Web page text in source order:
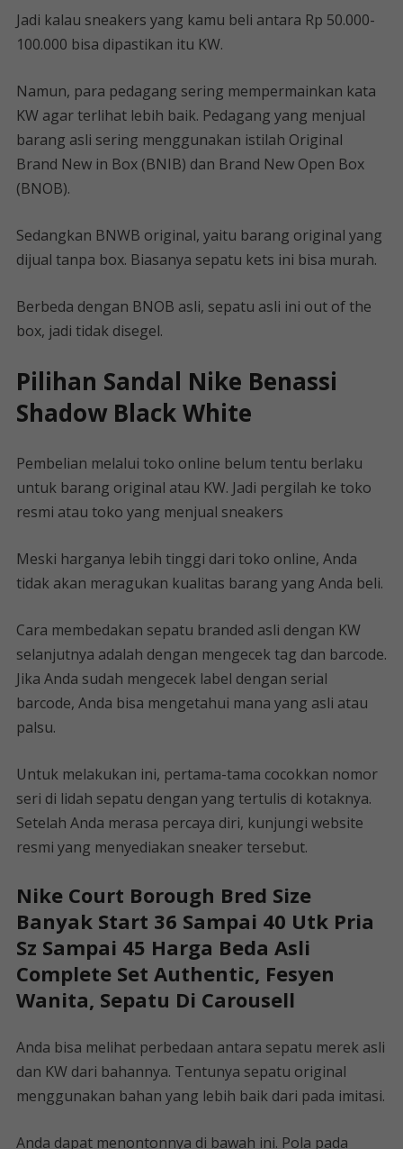
Jadi kalau sneakers yang kamu beli antara Rp 50.000-
100.000 bisa dipastikan itu KW.
Namun, para pedagang sering mempermainkan kata
KW agar terlihat lebih baik. Pedagang yang menjual
barang asli sering menggunakan istilah Original
Brand New in Box (BNIB) dan Brand New Open Box
(BNOB).
Sedangkan BNWB original, yaitu barang original yang
dijual tanpa box. Biasanya sepatu kets ini bisa murah.
Berbeda dengan BNOB asli, sepatu asli ini out of the
box, jadi tidak disegel.
Pilihan Sandal Nike Benassi
Shadow Black White
Pembelian melalui toko online belum tentu berlaku
untuk barang original atau KW. Jadi pergilah ke toko
resmi atau toko yang menjual sneakers
Meski harganya lebih tinggi dari toko online, Anda
tidak akan meragukan kualitas barang yang Anda beli.
Cara membedakan sepatu branded asli dengan KW
selanjutnya adalah dengan mengecek tag dan barcode.
Jika Anda sudah mengecek label dengan serial
barcode, Anda bisa mengetahui mana yang asli atau
palsu.
Untuk melakukan ini, pertama-tama cocokkan nomor
seri di lidah sepatu dengan yang tertulis di kotaknya.
Setelah Anda merasa percaya diri, kunjungi website
resmi yang menyediakan sneaker tersebut.
Nike Court Borough Bred Size
Banyak Start 36 Sampai 40 Utk Pria
Sz Sampai 45 Harga Beda Asli
Complete Set Authentic, Fesyen
Wanita, Sepatu Di Carousell
Anda bisa melihat perbedaan antara sepatu merek asli
dan KW dari bahannya. Tentunya sepatu original
menggunakan bahan yang lebih baik dari pada imitasi.
Anda dapat menontonnya di bawah ini. Pola pada